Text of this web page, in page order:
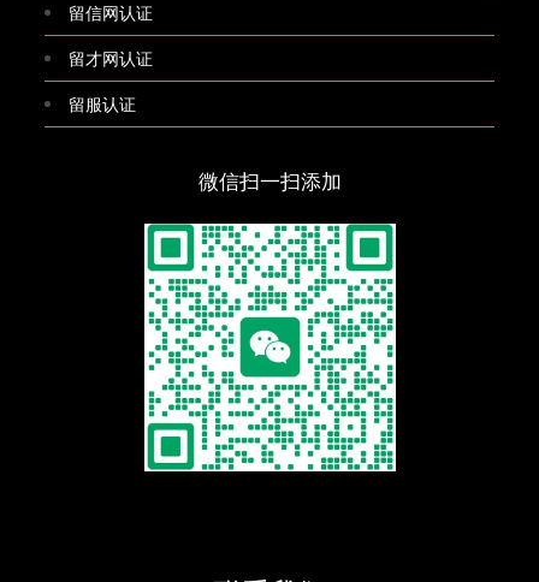
留信网认证
留才网认证
留服认证
微信扫一扫添加